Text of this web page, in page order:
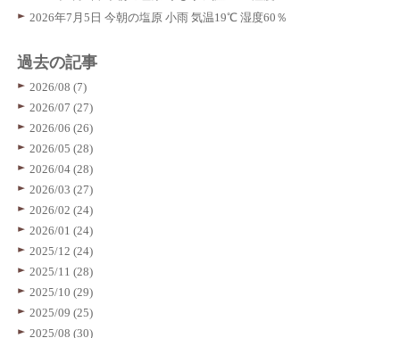
2026年7月5日 今朝の塩原 小雨 気温19℃ 湿度60％
過去の記事
2026/08 (7)
2026/07 (27)
2026/06 (26)
2026/05 (28)
2026/04 (28)
2026/03 (27)
2026/02 (24)
2026/01 (24)
2025/12 (24)
2025/11 (28)
2025/10 (29)
2025/09 (25)
2025/08 (30)